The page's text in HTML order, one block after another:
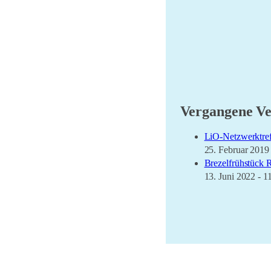
Vergangene
LiO-
25. Februar
Brezelfrühstück
13. Juni 2022 -